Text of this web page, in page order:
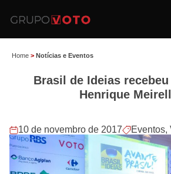
Home > Notícias e Eventos
Brasil de Ideias
Henrique
10 de novembro de 2017 Eventos,